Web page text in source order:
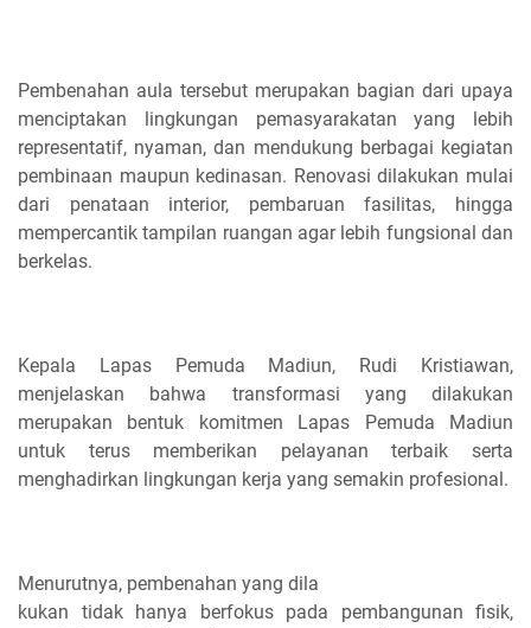
Pembenahan aula tersebut merupakan bagian dari upaya
menciptakan lingkungan pemasyarakatan yang lebih
representatif, nyaman, dan mendukung berbagai kegiatan
pembinaan maupun kedinasan. Renovasi dilakukan mulai
dari penataan interior, pembaruan fasilitas, hingga
mempercantik tampilan ruangan agar lebih fungsional dan
berkelas.
Kepala Lapas Pemuda Madiun, Rudi Kristiawan,
menjelaskan bahwa transformasi yang dilakukan
merupakan bentuk komitmen Lapas Pemuda Madiun
untuk terus memberikan pelayanan terbaik serta
menghadirkan lingkungan kerja yang semakin profesional.
Menurutnya, pembenahan yang dila
kukan tidak hanya berfokus pada pembangunan fisik,